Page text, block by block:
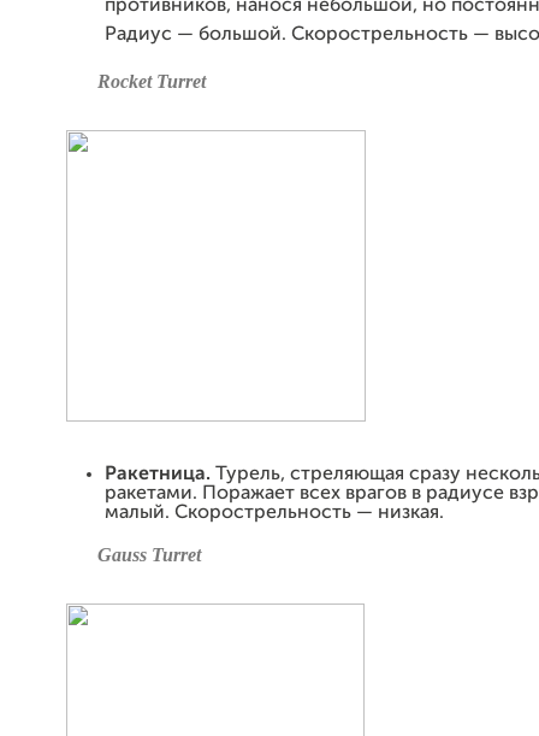
противников, нанося небольшой, но
Радиус — большой. Скорострельность —
Rocket Turret
Ракетница.
Турель, стреляющая сразу
ракетами. Поражает всех врагов в радиусе
малый. Скорострельность — низкая.
Gauss Turret